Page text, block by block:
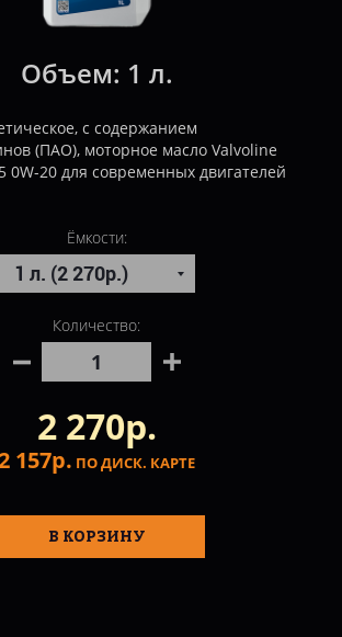
Объем: 1 л.
с содержанием
(ПАО), моторное масло Valvoline
0W-20 для современных двигателей
Ёмкости:
Количество:
2 270р.
157р. ПО ДИСК. КАРТЕ
В КОРЗИНУ